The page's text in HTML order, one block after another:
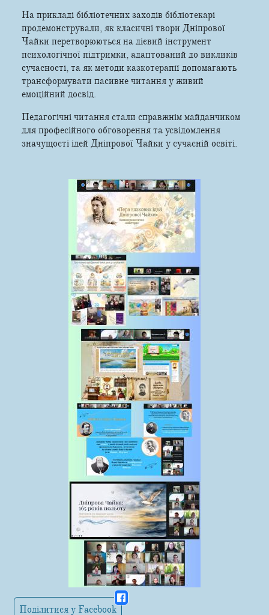
На прикладі бібліотечних заходів бібліотекарі
продемонстрували, як класичні твори Дніпрової
Чайки перетворюються на дієвий інструмент
психологічної підтримки, адаптований до викликів
сучасності, та як методи казкотерапії допомагають
трансформувати пасивне читання у живий
емоційний досвід.
Педагогічні читання стали справжнім майданчиком
для професійного обговорення та усвідомлення
значущості ідей Дніпрової Чайки у сучасній освіті.
Поділитися у Facebook